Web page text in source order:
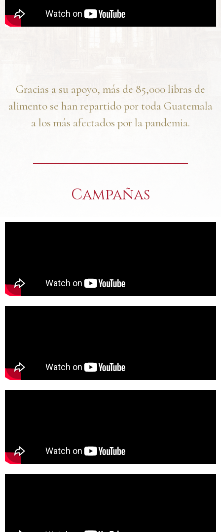
Gracias a su apoyo, más de 85,000 libras de
alimento se han repartido por toda Guatemala
a los más afectados por la pandemia.
Campañas